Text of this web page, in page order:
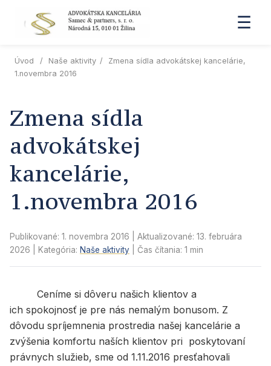
☰
Úvod / Naše aktivity /
Zmena sídla advokátskej kancelárie,
1.novembra 2016
Zmena sídla
advokátskej
kancelárie,
1.novembra 2016
Publikované: 1. novembra 2016 | Aktualizované: 13. februára
2026
| Kategória: Naše aktivity | Čas čítania: 1 min
Ceníme si dôveru našich klientov a
ich spokojnosť je pre nás nemalým bonusom. Z
dôvodu spríjemnenia prostredia našej kancelárie a
zvýšenia komfortu naších klientov pri poskytovaní
právnych služieb, sme od 1.11.2016 presťahovali